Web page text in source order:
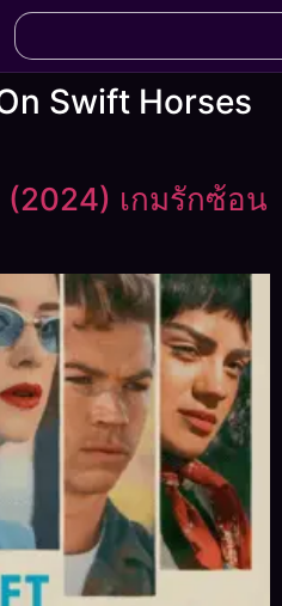
Swift Horses
เกมรักซ้อน